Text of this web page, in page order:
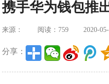
携手华为钱包推
来源： 阅读：759 2020-
分享：